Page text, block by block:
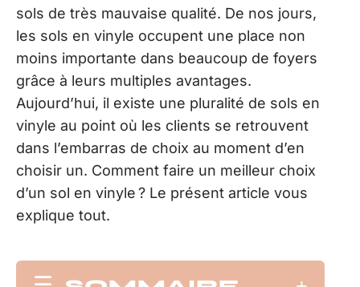
sols de très mauvaise qualité. De nos jours,
les sols en vinyle occupent une place non
moins importante dans beaucoup de foyers
grâce à leurs multiples avantages.
Aujourd’hui, il existe une pluralité de sols en
vinyle au point où les clients se retrouvent
dans l’embarras de choix au moment d’en
choisir un. Comment faire un meilleur choix
d’un sol en vinyle ? Le présent article vous
explique tout.